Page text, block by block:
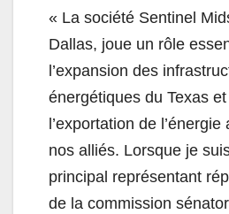
« La société Sentinel
Dallas, joue un rôle
l’expansion des
énergétiques du Texas
l’exportation de
nos alliés. Lorsque je
principal représentant
de la commission